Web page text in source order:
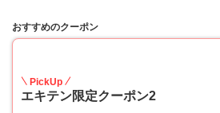
おすすめのクーポン
PickUp
エキテン限定クーポン2